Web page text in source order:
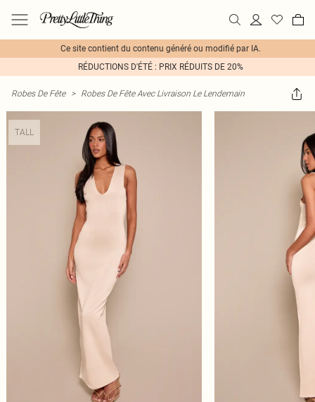
Ce site contient du contenu généré ou modifié par IA.
RÉDUCTIONS D'ÉTÉ : PRIX RÉDUITS DE 20%
Robes De Fête > Robes De Fête Avec Livraison Le Lendemain
TALL